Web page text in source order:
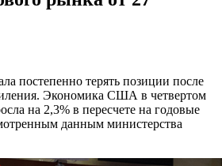
постепенно терять позиции после
Экономика США в четвертом
на 2,3% в пересчете на годовые
данным министерства